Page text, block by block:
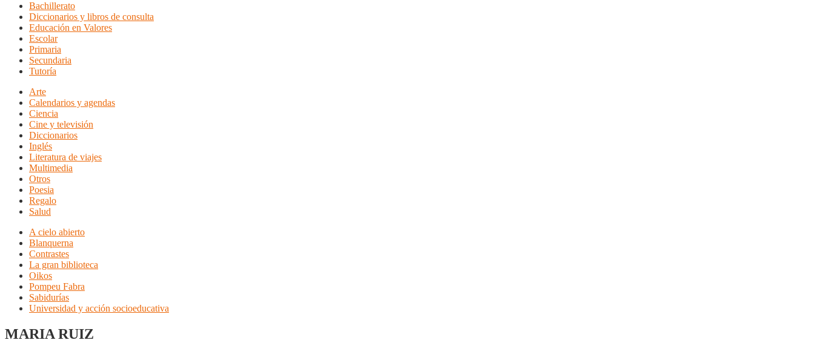
Bachillerato
Diccionarios y libros de consulta
Educación en Valores
Escolar
Primaria
Secundaria
Tutoría
Arte
Calendarios y agendas
Ciencia
Cine y televisión
Diccionarios
Inglés
Literatura de viajes
Multimedia
Otros
Poesia
Regalo
Salud
A cielo abierto
Blanquerna
Contrastes
La gran biblioteca
Oikos
Pompeu Fabra
Sabidurías
Universidad y acción socioeducativa
MARIA RUIZ